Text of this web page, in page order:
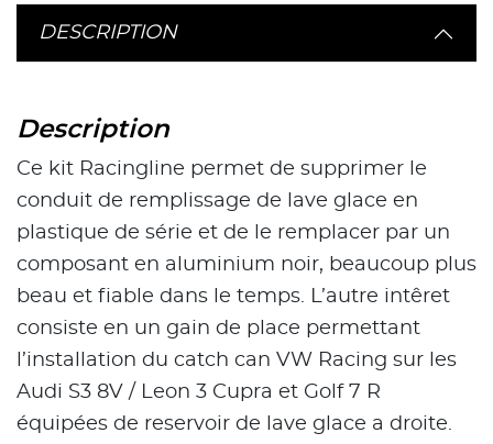
DESCRIPTION
Description
Ce kit Racingline permet de supprimer le
conduit de remplissage de lave glace en
plastique de série et de le remplacer par un
composant en aluminium noir, beaucoup plus
beau et fiable dans le temps. L’autre intêret
consiste en un gain de place permettant
l’installation du catch can VW Racing sur les
Audi S3 8V / Leon 3 Cupra et Golf 7 R
équipées de reservoir de lave glace a droite.